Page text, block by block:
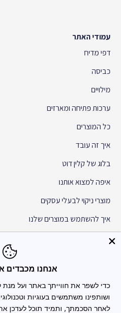
עמודי האתר
דפי מדיח
כביסה
מילויים
ערכות פתיחה ומארזים
כל המוצרים
איך זה עובד
בלוג של קלין דוט
איפה למצוא אותנו
מוצרי ניקוי לבעלי עסקים
איך להשתמש במוצרים שלנו
המשימה שלנו
אנחנו מכבדים
כדי לשפר את חווייתך באתר ועל
ושותפינו משתמשים בעוגיות
לאחר הסכמתך, ותמיד תוכל לעדכן